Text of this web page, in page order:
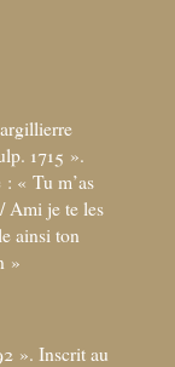
1715 ».
: « Tu m’as
Ami je te les
ainsi ton
»
». Inscrit au